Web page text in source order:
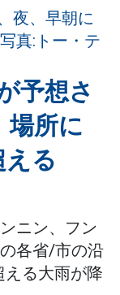
予想さ
場所に
る
ニン、フン
各省/市の沿
える大雨が降